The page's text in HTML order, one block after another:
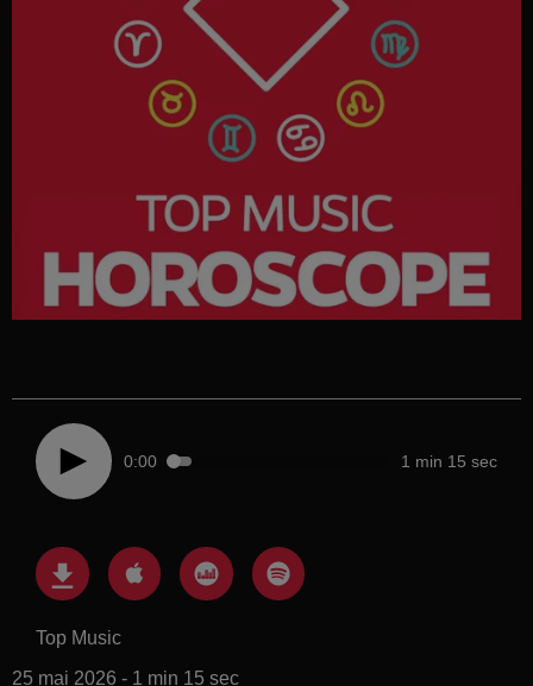
0:00 1 min 15 sec
Top Music
25 mai 2026 - 1 min 15 sec